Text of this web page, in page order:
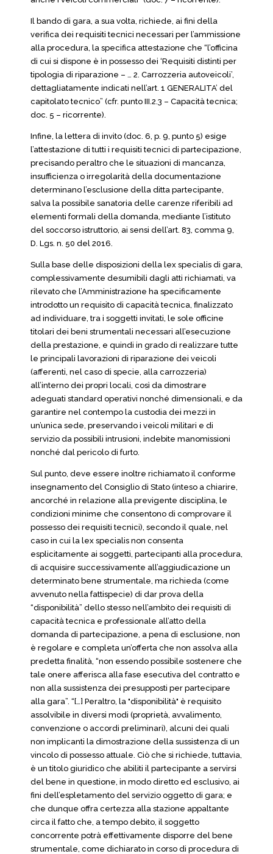
Il bando di gara, a sua volta, richiede, ai fini della
verifica dei requisiti tecnici necessari per l’ammissione
alla procedura, la specifica attestazione che “l’officina
di cui si dispone è in possesso dei ‘Requisiti distinti per
tipologia di riparazione – … 2. Carrozzeria autoveicoli’,
dettagliatamente indicati nell’art. 1 GENERALITA’ del
capitolato tecnico” (cfr. punto III.2.3 – Capacità tecnica;
doc. 5 – ricorrente).
Infine, la lettera di invito (doc. 6, p. 9, punto 5) esige
l’attestazione di tutti i requisiti tecnici di partecipazione,
precisando peraltro che le situazioni di mancanza,
insufficienza o irregolarità della documentazione
determinano l’esclusione della ditta partecipante,
salva la possibile sanatoria delle carenze riferibili ad
elementi formali della domanda, mediante l’istituto
del soccorso istruttorio, ai sensi dell’art. 83, comma 9,
D. Lgs. n. 50 del 2016.
Sulla base delle disposizioni della lex specialis di gara,
complessivamente desumibili dagli atti richiamati, va
rilevato che l’Amministrazione ha specificamente
introdotto un requisito di capacità tecnica, finalizzato
ad individuare, tra i soggetti invitati, le sole officine
titolari dei beni strumentali necessari all’esecuzione
della prestazione, e quindi in grado di realizzare tutte
le principali lavorazioni di riparazione dei veicoli
(afferenti, nel caso di specie, alla carrozzeria)
all’interno dei propri locali, così da dimostrare
adeguati standard operativi nonché dimensionali, e da
garantire nel contempo la custodia dei mezzi in
un’unica sede, preservando i veicoli militari e di
servizio da possibili intrusioni, indebite manomissioni
nonché dal pericolo di furto.
Sul punto, deve essere inoltre richiamato il conforme
insegnamento del Consiglio di Stato (inteso a chiarire,
ancorché in relazione alla previgente disciplina, le
condizioni minime che consentono di comprovare il
possesso dei requisiti tecnici), secondo il quale, nel
caso in cui la lex specialis non consenta
esplicitamente ai soggetti, partecipanti alla procedura,
di acquisire successivamente all’aggiudicazione un
determinato bene strumentale, ma richieda (come
avvenuto nella fattispecie) di dar prova della
“disponibilità” dello stesso nell’ambito dei requisiti di
capacità tecnica e professionale all’atto della
domanda di partecipazione, a pena di esclusione, non
è regolare e completa un’offerta che non assolva alla
predetta finalità, “non essendo possibile sostenere che
tale onere afferisca alla fase esecutiva del contratto e
non alla sussistenza dei presupposti per partecipare
alla gara”. “[…] Peraltro, la "disponibilità" è requisito
assolvibile in diversi modi (proprietà, avvalimento,
convenzione o accordi preliminari), alcuni dei quali
non implicanti la dimostrazione della sussistenza di un
vincolo di possesso attuale. Ciò che si richiede, tuttavia,
è un titolo giuridico che abiliti il partecipante a servirsi
del bene in questione, in modo diretto ed esclusivo, ai
fini dell’espletamento del servizio oggetto di gara; e
che dunque offra certezza alla stazione appaltante
circa il fatto che, a tempo debito, il soggetto
concorrente potrà effettivamente disporre del bene
strumentale, come dichiarato in corso di procedura di